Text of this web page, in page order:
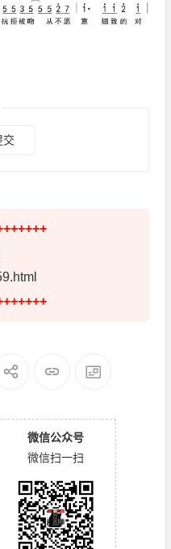
微信公众号
微信扫一扫